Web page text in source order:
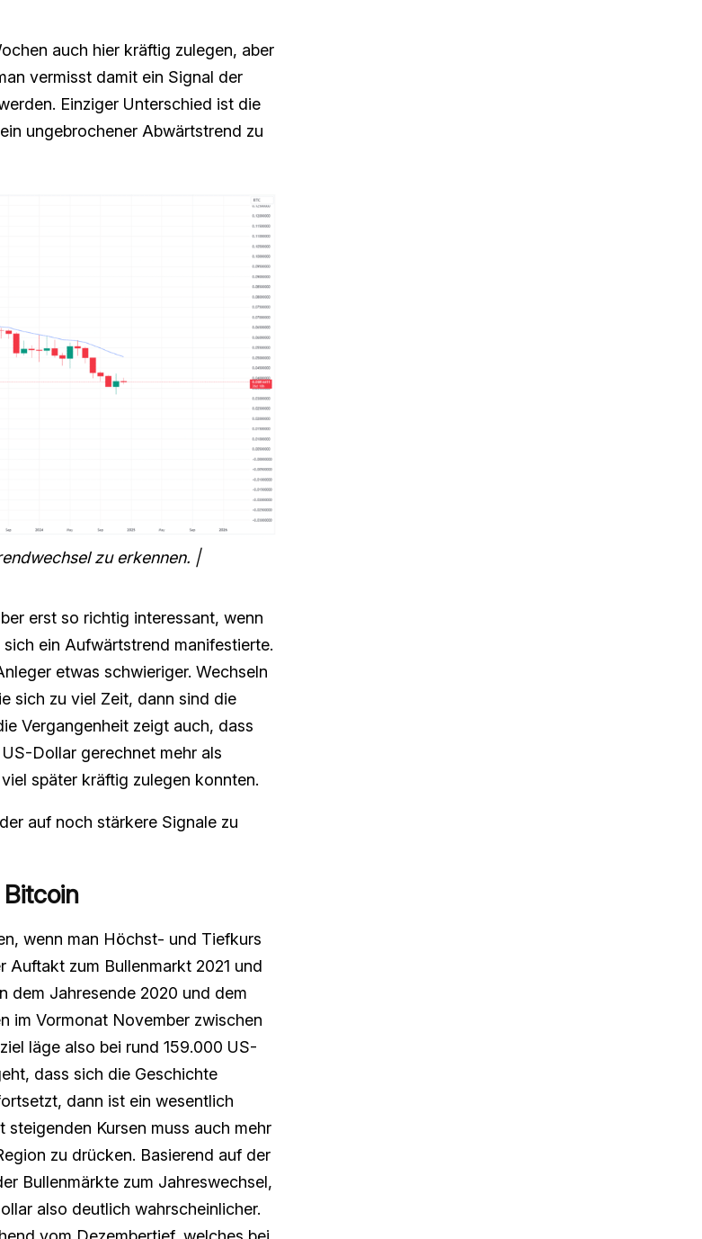
auch hier kräftig zulegen, aber
vermisst damit ein Signal der
Einziger Unterschied ist die
ungebrochener Abwärtstrend zu
zu erkennen. |
erst so richtig interessant, wenn
ein Aufwärtstrend manifestierte.
etwas schwieriger. Wechseln
sich zu viel Zeit, dann sind die
Vergangenheit zeigt auch, dass
Dollar gerechnet mehr als
später kräftig zulegen konnten.
auf noch stärkere Signale zu
wenn man Höchst- und Tiefkurs
zum Bullenmarkt 2021 und
dem Jahresende 2020 und dem
im Vormonat November zwischen
läge also bei rund 159.000 US-
dass sich die Geschichte
dann ist ein wesentlich
Kursen muss auch mehr
zu drücken. Basierend auf der
Bullenmärkte zum Jahreswechsel,
also deutlich wahrscheinlicher.